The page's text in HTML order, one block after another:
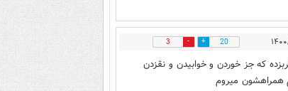
20
3
که جز خوردن و خوابیدن و نقزدن
همراهشون میروم